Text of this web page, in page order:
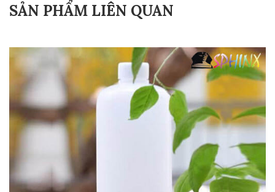
SẢN PHẨM LIÊN QUAN